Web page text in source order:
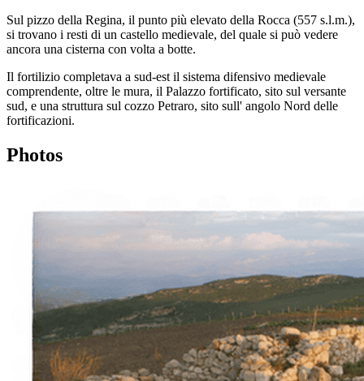
Sul pizzo della Regina, il punto più elevato della Rocca (557 s.l.m.),
si trovano i resti di un castello medievale, del quale si può vedere
ancora una cisterna con volta a botte.
Il fortilizio completava a sud-est il sistema difensivo medievale
comprendente, oltre le mura, il Palazzo fortificato, sito sul versante
sud, e una struttura sul cozzo Petraro, sito sull' angolo Nord delle
fortificazioni.
Photos